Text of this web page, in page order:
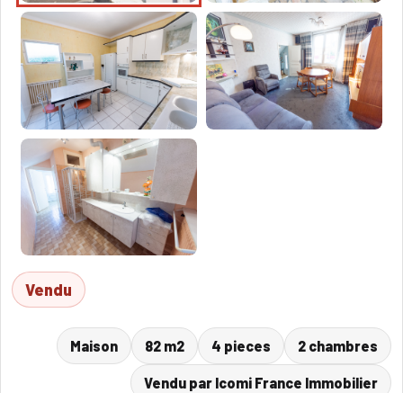
Vendu
Maison 82 m2 4 pieces 2 chambres
Vendu par Icomi France Immobilier